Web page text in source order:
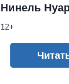
Нинель
12+